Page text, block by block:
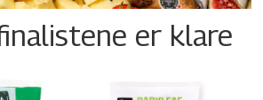
er klare